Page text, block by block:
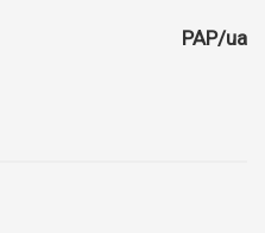
PAP/ua